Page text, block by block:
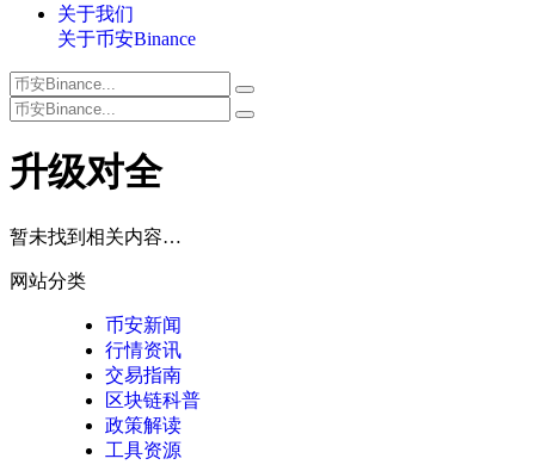
关于我们
关于币安Binance
升级对全
暂未找到相关内容…
网站分类
币安新闻
行情资讯
交易指南
区块链科普
政策解读
工具资源